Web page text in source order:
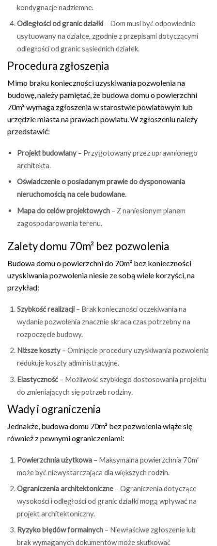
kondygnacje nadziemne.
Odległości od granic działki– Dom musi być odpowiednio
usytuowany na działce, zgodnie z przepisami dotyczącymi
odległości od granic sąsiednich działek.
Procedura zgłoszenia
Mimo braku konieczności uzyskiwania pozwolenia na
budowę, należy pamiętać, że budowa domu o powierzchni
70m² wymaga zgłoszenia w starostwie powiatowym lub
urzędzie miasta na prawach powiatu. W zgłoszeniu należy
przedstawić:
Projekt budowlany – Przygotowany przez uprawnionego
architekta.
Oświadczenie o posiadanym prawie do dysponowania
nieruchomością na cele budowlane.
Mapa do celów projektowych – Z naniesionym planem
zagospodarowania terenu.
Zalety domu 70m² bez pozwolenia
Budowa domu o powierzchni do 70m² bez konieczności
uzyskiwania pozwolenia niesie ze sobą wiele korzyści, na
przykład:
Szybkość realizacji– Brak konieczności oczekiwania na
wydanie pozwolenia znacznie skraca czas potrzebny na
rozpoczęcie budowy.
Niższe koszty – Ominięcie procedury uzyskiwania pozwolenia
redukuje koszty administracyjne.
Elastyczność – Możliwość szybkiego dostosowania projektu
do zmieniających się potrzeb rodziny.
Wady i ograniczenia
Jednakże, budowa domu 70m² bez pozwolenia wiąże się
również z pewnymi ograniczeniami:
Powierzchnia użytkowa – Maksymalna powierzchnia 70m²
może być niewystarczająca dla większych rodzin.
Ograniczenia architektoniczne – Ograniczenia dotyczące
wysokości i odległości od granic działki mogą wpływać na
projekt architektoniczny.
Ryzyko błędów formalnych – Niewłaściwe zgłoszenie lub
brak wymaganych dokumentów może skutkować